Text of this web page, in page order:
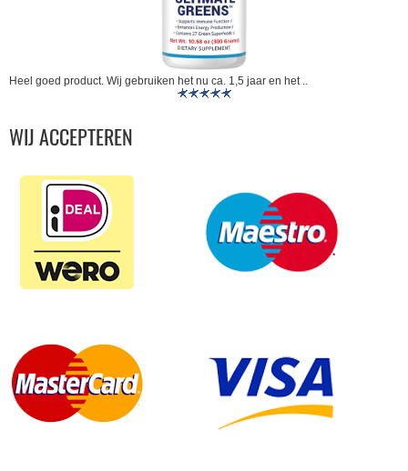
Heel goed product. Wij gebruiken het nu ca. 1,5 jaar en het ..
WIJ ACCEPTEREN